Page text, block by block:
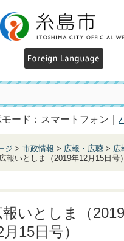
ード：スマートフォン｜
ジ > 市政情報 > 広報・広聴> 広
報いとしま（2019年12月15日号）
報いとしま（
月15日号）